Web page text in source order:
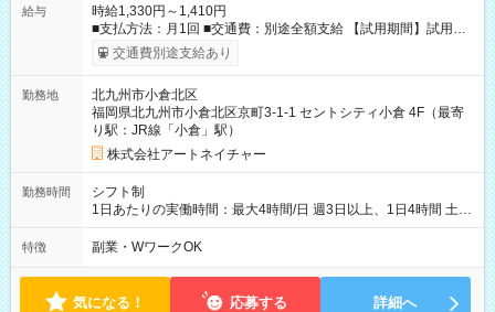
給与
時給1,330円～1,410円
■支払方法：月1回 ■交通費：別途全額支給 【試用期間】試用期
間あり 試用期間の長さ：6ヶ月 雇用形態、給与は本採用時と同
じです。
交通費別途支給あり
勤務地
北九州市小倉北区
福岡県北九州市小倉北区京町3-1-1 セントシティ小倉 4F（最寄
り駅：JR線「小倉」駅）
株式会社アートネイチャー
勤務時間
シフト制
1日あたりの実働時間：最大4時間/日 週3日以上、1日4時間 土曜
や日曜のお休みも応相談 16:05～20:05 「昼間のレジの仕事とW
ワークで働きたい」 「夕食後の空いている時間を有効活用した
特徴 副業・WワークOK
気になる！ 応募する 詳細へ